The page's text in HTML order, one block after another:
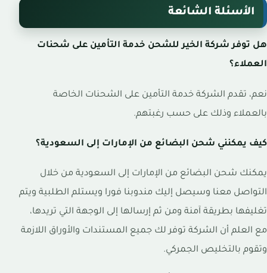
الأسئلة الشائعة
هل توفر شركة الخير للشحن خدمة التأمين على شحنات
العملاء؟
نعم، تقدم الشركة خدمة التأمين على الشحنات الخاصة
بالعملاء وذلك على حسب رغبتهم.
كيف يمكنني شحن البضائع من الإمارات إلى السعودية؟
يمكنك شحن البضائع من الإمارات إلى السعودية من خلال
التواصل معنا وسيصل إليك مندوبنا فورا ويستلم الطلبية ويتم
تغليفها بطريقة آمنة ومن ثم إرسالها إلى الوجهة التي تريدها،
مع العلم أن الشركة توفر لك جميع المستندات والأوراق اللازمة
وتقوم بالتخليص الجمركي.